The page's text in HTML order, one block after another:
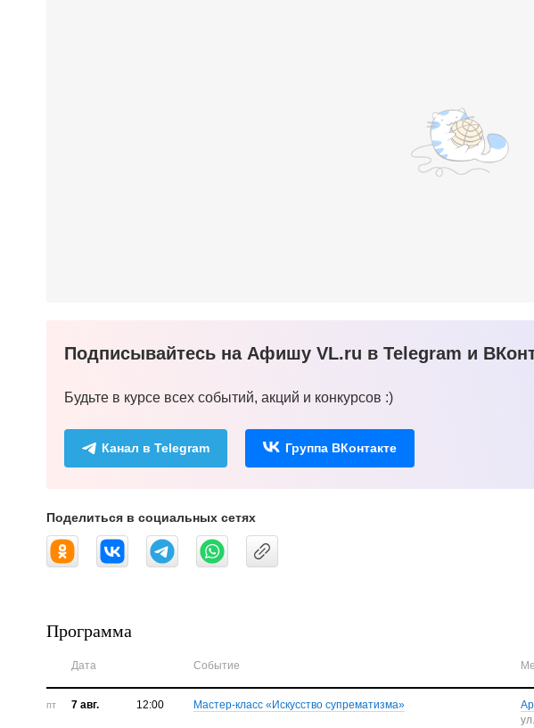
Подписывайтесь на Афишу VL.ru в Telegram и
Будьте в курсе всех событий, акций и конкурсов :)
Канал в Telegram Группа ВКонтакте
Поделиться в социальных сетях
Программа
Дата Событие
пт 7 авг. 12:00 Мастер-класс «Искусство супрематизма»